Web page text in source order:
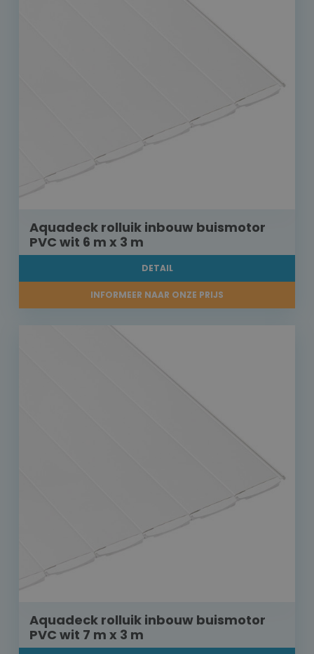
Aquadeck rolluik inbouw buismotor
PVC wit 6 m x 3 m
DETAIL
INFORMEER NAAR ONZE PRIJS
Aquadeck rolluik inbouw buismotor
PVC wit 7 m x 3 m